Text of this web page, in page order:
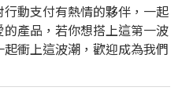
動支付有熱情的夥伴，一起
產品，若你想搭上這第一波
衝上這波潮，歡迎成為我們